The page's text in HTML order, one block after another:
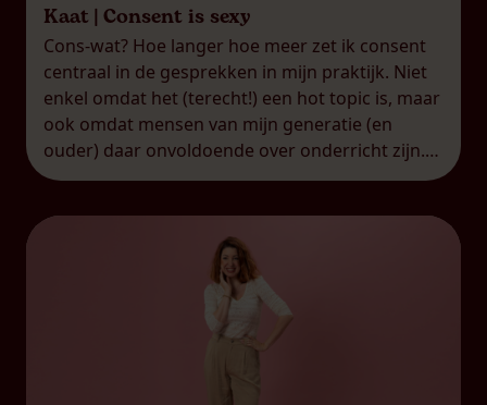
Kaat | Consent is sexy
Cons-wat? Hoe langer hoe meer zet ik consent
centraal in de gesprekken in mijn praktijk. Niet
enkel omdat het (terecht!) een hot topic is, maar
ook omdat mensen van mijn generatie (en
ouder) daar onvoldoende over onderricht zijn.
Veel van mijn leeftijdsgenoten weten niet echt